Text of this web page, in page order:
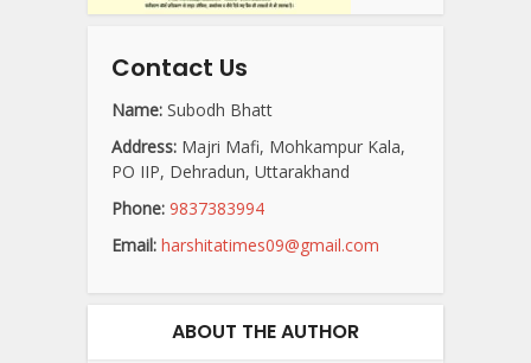
Contact Us
Name: Subodh Bhatt
Address: Majri Mafi, Mohkampur Kala,
PO IIP, Dehradun, Uttarakhand
Phone: 9837383994
Email: harshitatimes09@gmail.com
ABOUT THE AUTHOR